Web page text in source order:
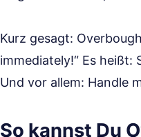
Kurz gesagt:
immediately!“ Es heißt:
Und vor allem: Handle
So kannst Du